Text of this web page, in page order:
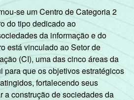
se um Centro de Categoria 2
do tipo dedicado ao
da informação e do
está vinculado ao Setor de
(CI), uma das cinco áreas da
para que os objetivos estratégicos
fortalecendo seus
a construção de sociedades da